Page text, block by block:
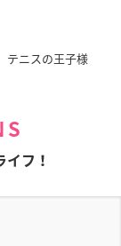
テニスの王子様
フ！